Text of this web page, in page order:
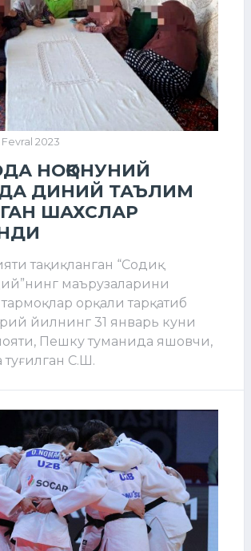
Fevral 2023
НОҚОНУНИЙ
ДИНИЙ ТАЪЛИМ
ШАХСЛАР
тақиқланган “Содиқ
маърузаларини
орқали тарқатиб
йилнинг 31 январь куни
Пешку туманида яшовчи,
С.Ш.